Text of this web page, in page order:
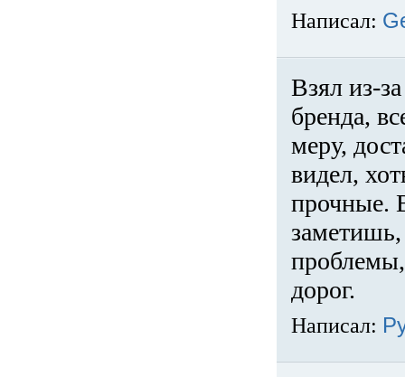
Написал:
Взял из-
бренда,
меру,
видел,
прочные.
проблемы,
дорог.
Написал: